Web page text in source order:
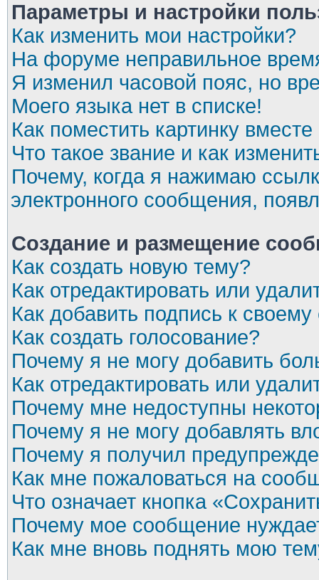
Параметры и настройки
Как изменить мои настройки?
На форуме неправильное
Я изменил часовой пояс, но
Моего языка нет в списке!
Как поместить картинку
Что такое звание и как
Почему, когда я нажимаю
электронного сообщения,
Создание и размещение
Как создать новую тему?
Как отредактировать или
Как добавить подпись к
Как создать голосование?
Почему я не могу добавить
Как отредактировать или
Почему мне недоступны
Почему я не могу добавлять
Почему я получил
Как мне пожаловаться на
Что означает кнопка
Почему мое сообщение
Как мне вновь поднять мою